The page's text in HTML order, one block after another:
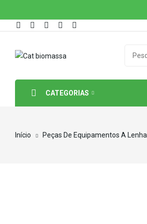
CATEGORIAS
Início Peças De Equipamentos A Lenha